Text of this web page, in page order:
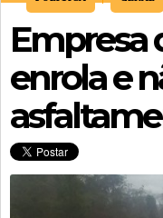
Empresa
enrola e